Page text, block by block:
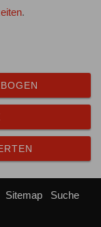
.
Sitemap Suche